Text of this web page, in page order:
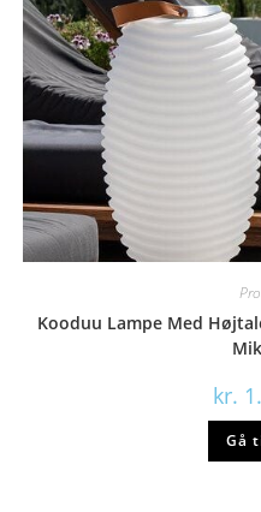
Kooduu Lampe Med
kr.
Gå